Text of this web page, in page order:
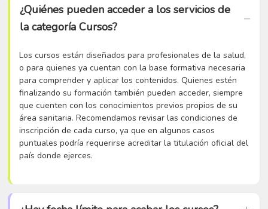
¿Quiénes pueden acceder a los servicios de
la categoría Cursos?
Los cursos están diseñados para profesionales de la salud,
o para quienes ya cuentan con la base formativa necesaria
para comprender y aplicar los contenidos. Quienes estén
finalizando su formación también pueden acceder, siempre
que cuenten con los conocimientos previos propios de su
área sanitaria. Recomendamos revisar las condiciones de
inscripción de cada curso, ya que en algunos casos
puntuales podría requerirse acreditar la titulación oficial del
país donde ejerces.